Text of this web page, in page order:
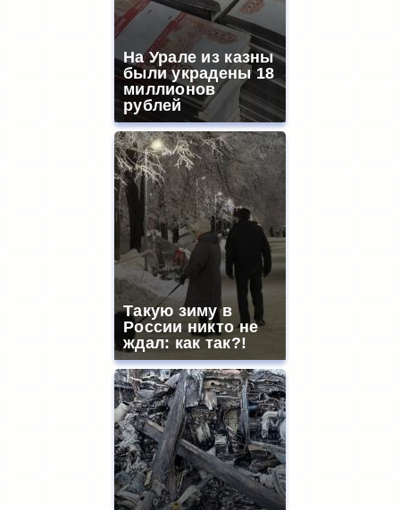
На Урале из казны
были украдены 18
миллионов
рублей
Такую зиму в
России никто не
ждал: как так?!